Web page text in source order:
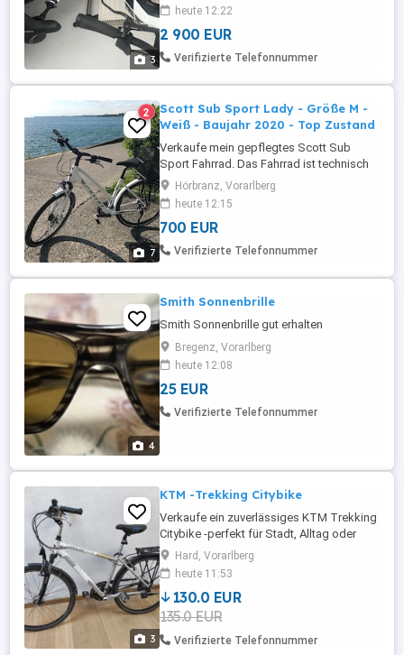
3
heute 12:22
2 900 EUR
Verifizierte Telefonnummer
7
2
Scott Sub Sport Lady - Größe M -
Weiß - Baujahr 2020 - Top Zustand
Verkaufe mein gepflegtes Scott Sub
Sport Fahrrad. Das Fahrrad ist technisch
einwandfrei und befindet sich in einem
guten Zustand. Es wurde regelmäßig
gepflegt und eignet sich ideal für Alltag
und Freizeit. Details: Marke: Scott Modell:
Sub Sport 20 Lady Baujahr: 2020
Hörbranz, Vorarlberg
heute 12:15
700 EUR
Verifizierte Telefonnummer
4
Smith Sonnenbrille
Smith Sonnenbrille gut erhalten
Bregenz, Vorarlberg
heute 12:08
25 EUR
Verifizierte Telefonnummer
3
KTM -Trekking Citybike
Verkaufe ein zuverlässiges KTM Trekking
Citybike -perfekt für Stadt, Alltag oder
entspannte Touren. Das Rad fährt gut, hat
eine komfortable Federgabel und einen
gefederten Sattel, der auch längere
Fahrten angenehm macht. Ausstattung:
Shimano Alivio 21 Gang-Schaltung
Shimano Deore V Brake Bremsen
Gepäckträger ...
Hard, Vorarlberg
heute 11:53
130.0 EUR
135.0 EUR
Verifizierte Telefonnummer